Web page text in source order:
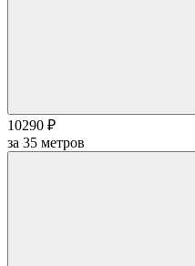
10290 ₽
за 35 метров